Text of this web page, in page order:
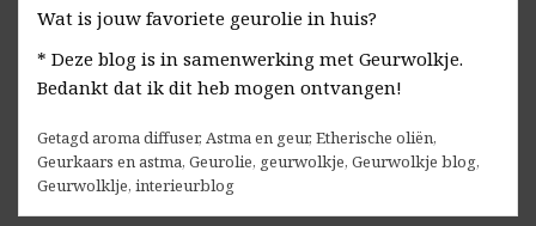
Wat is jouw favoriete geurolie in huis?
* Deze blog is in samenwerking met Geurwolkje.
Bedankt dat ik dit heb mogen ontvangen!
Getagdaroma diffuser, Astma en geur, Etherische oliën,
Geurkaars en astma, Geurolie, geurwolkje, Geurwolkje blog,
Geurwolklje, interieurblog